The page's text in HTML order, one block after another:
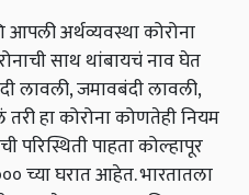
अर्थव्यवस्था कोरोना
साथ थांबायचं नाव घेत
लावली, जमावबंदी लावली,
हा कोरोना कोणतेही नियम
पाहता कोल्हापूर
च्या घरात आहेत. भारतातला